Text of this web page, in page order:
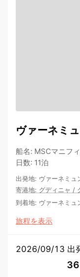
ヴァーネミ
船名: MSCマニフ
日数: 11泊
出発地: ヴァーネミュ
寄港地: グディニャ /
到着地: ヴァーネミュ
旅程を表示
2026/09/13 出